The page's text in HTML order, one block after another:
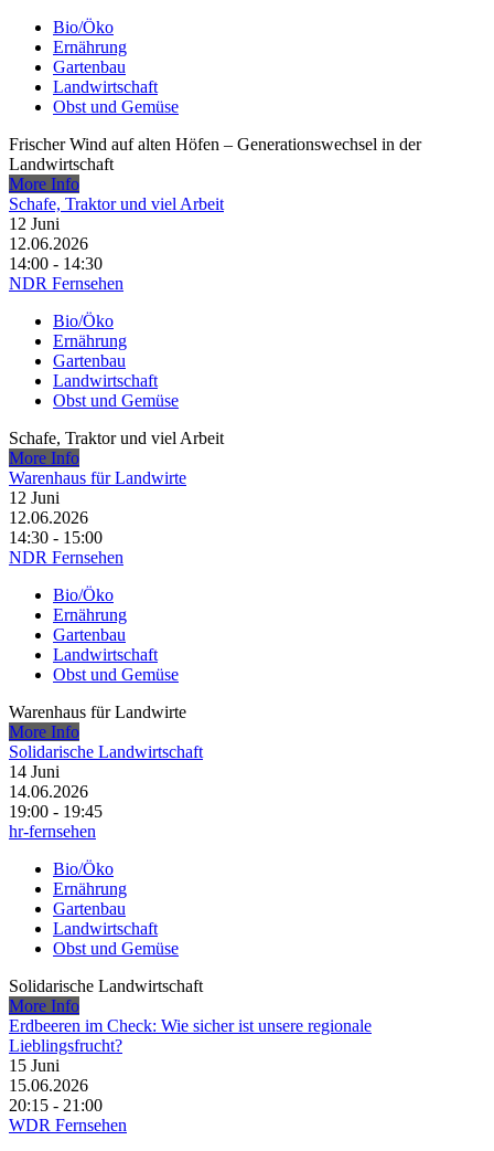
Bio/Öko
Ernährung
Gartenbau
Landwirtschaft
Obst und Gemüse
Frischer Wind auf alten Höfen – Generationswechsel in der
Landwirtschaft
More Info
Schafe, Traktor und viel Arbeit
12 Juni
12.06.2026
14:00 - 14:30
NDR Fernsehen
Bio/Öko
Ernährung
Gartenbau
Landwirtschaft
Obst und Gemüse
Schafe, Traktor und viel Arbeit
More Info
Warenhaus für Landwirte
12 Juni
12.06.2026
14:30 - 15:00
NDR Fernsehen
Bio/Öko
Ernährung
Gartenbau
Landwirtschaft
Obst und Gemüse
Warenhaus für Landwirte
More Info
Solidarische Landwirtschaft
14 Juni
14.06.2026
19:00 - 19:45
hr-fernsehen
Bio/Öko
Ernährung
Gartenbau
Landwirtschaft
Obst und Gemüse
Solidarische Landwirtschaft
More Info
Erdbeeren im Check: Wie sicher ist unsere regionale
Lieblingsfrucht?
15 Juni
15.06.2026
20:15 - 21:00
WDR Fernsehen